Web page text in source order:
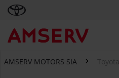
AMSERV MOTORS SIA